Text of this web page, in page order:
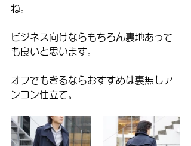
ね。
ビジネス向けならもちろん裏地あって
も良いと思います。
オフでもきるならおすすめは裏無しア
ンコン仕立て。